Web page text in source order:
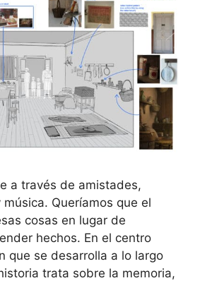
a través de amistades,
Queríamos que el
cosas en lugar de
hechos. En el centro
que se desarrolla a lo largo
trata sobre la memoria,